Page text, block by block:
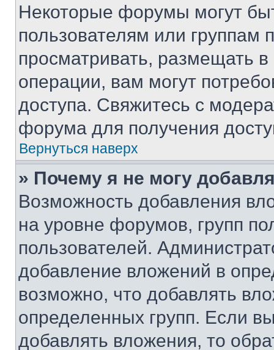
Некоторые форумы могут
пользователям или группам
просматривать, размещать
операции, вам могут
доступа. Свяжитесь с
форума для получения
Вернуться наверх
» Почему я не могу
Возможность добавления
на уровне форумов, групп
пользователей.
добавление вложений в
возможно, что добавлять
определенных групп. Если
добавлять вложения, то